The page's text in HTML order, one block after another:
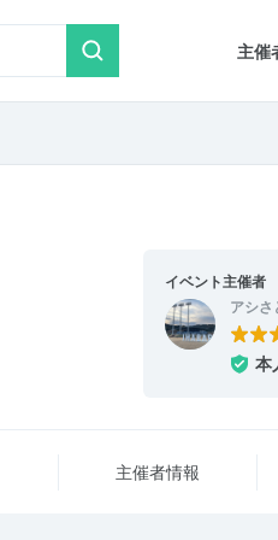
主催
イベント主催者
アシさ
本
主催者情報